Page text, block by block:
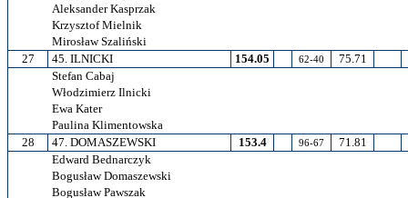
Aleksander Kasprzak
Krzysztof Mielnik
Mirosław Szaliński
27
45. ILNICKI 154.05 62-40
75.71
Stefan Cabaj
Włodzimierz Ilnicki
Ewa Kater
Paulina Klimentowska
28
47. DOMASZEWSKI 153.4 96-67
71.81
Edward Bednarczyk
Bogusław Domaszewski
Bogusław Pawszak